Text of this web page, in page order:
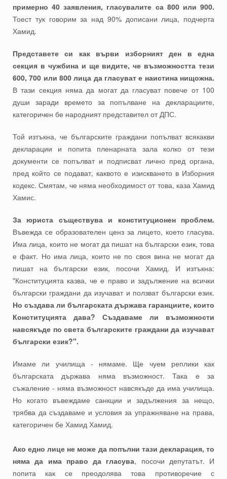
примерно 40 заявления, гласувалите са 800 или 900.
Тоест тук говорим за над 90% дописани лица, подчерта
Хамид.
Представете си как върви изборният ден в една
секция в чужбина и ще видите, че възможността тези
600, 700 или 800 лица да гласуват е наистина нищожна.
В тази секция няма да могат да гласуват повече от 100
души заради времето за попълване на декларациите,
категоричен бе народният представител от ДПС.
Той изтъкна, че българските граждани попълват всякакви
декларации и попита пленарната зала колко от тези
документи се попълват и подписват лично пред органа,
пред който се подават, каквото е изискването в Изборния
кодекс. Смятам, че няма необходимост от това, каза Хамид
Хамис.
За юриста съществува и конституционен проблем.
Въвежда се образователен ценз за лицето, което гласува.
Има лица, които не могат да пишат на български език, това
е факт. Но има лица, които не по своя вина не могат да
пишат на български език, посочи Хамид. И изтъкна:
"Конституцията казва, че е право и задължение на всички
български граждани да изучават и ползват български език.
Но създава ли българската държава гаранциите, които
Конституцията дава? Създаваме ли възможности
навсякъде по света българските граждани да изучават
български език?".
Имаме ли училища - нямаме. Ще чуем реплики как
българската държава няма възможност. Така е за
съжаление - няма възможност навсякъде да има училища.
Но когато въвеждаме санкции и задължения за нещо,
трябва да създаваме и условия за упражняване на права,
категоричен бе Хамид Хамид.
Ако едно лице не може да попълни тази декларация, то
няма да има право да гласува, посочи депутатът. И
попита как се преодолява това противоречие с